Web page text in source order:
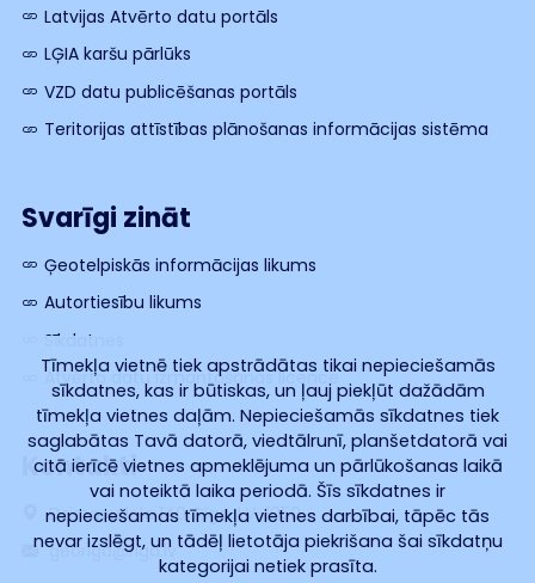
Latvijas Atvērto datu portāls
LĢIA karšu pārlūks
VZD datu publicēšanas portāls
Teritorijas attīstības plānošanas informācijas sistēma
Svarīgi zināt
Ģeotelpiskās informācijas likums
Autortiesību likums
Sīkdatnes
Atvērto datu izmantošanas licence
Kontakti
Dzirnavu iela 140, Rīga, LV-1050
georiga@riga.lv
Tīmekļa vietnē tiek apstrādātas tikai nepieciešamās
sīkdatnes, kas ir būtiskas, un ļauj piekļūt dažādām
tīmekļa vietnes daļām. Nepieciešamās sīkdatnes tiek
saglabātas Tavā datorā, viedtālrunī, planšetdatorā vai
citā ierīcē vietnes apmeklējuma un pārlūkošanas laikā
vai noteiktā laika periodā. Šīs sīkdatnes ir
nepieciešamas tīmekļa vietnes darbībai, tāpēc tās
nevar izslēgt, un tādēļ lietotāja piekrišana šai sīkdatņu
kategorijai netiek prasīta.